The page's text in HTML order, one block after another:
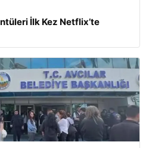
İlk Kez Netflix’te